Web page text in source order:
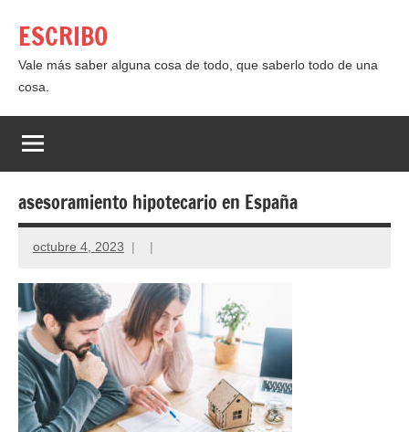
contenido
ESCRIBO
Vale más saber alguna cosa de todo, que saberlo todo de una
cosa.
asesoramiento hipotecario en España
octubre 4, 2023